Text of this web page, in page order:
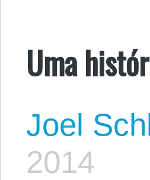
Uma
Joel
2014